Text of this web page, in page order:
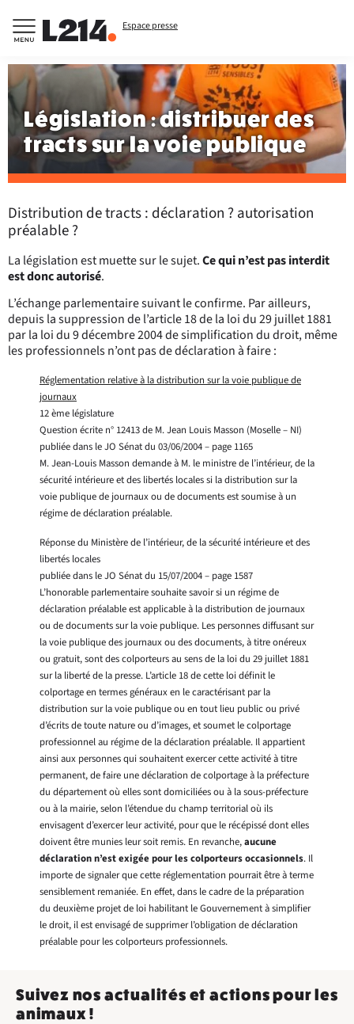
Espace presse
Législation : distribuer des
tracts sur la voie publique
Distribution de tracts : déclaration ? autorisation
préalable ?
La législation est muette sur le sujet.Ce qui n’est pas interdit
est donc autorisé.
L’échange parlementaire suivant le confirme. Par ailleurs,
depuis la suppression de l’article 18 de la loi du 29 juillet 1881
par la loi du 9 décembre 2004 de simplification du droit, même
les professionnels n’ont pas de déclaration à faire :
Réglementation relative à la distribution sur la voie publique de
journaux
12 ème législature
Question écrite n° 12413 de M. Jean Louis Masson (Moselle – NI)
publiée dans le JO Sénat du 03/06/2004 – page 1165
M. Jean-Louis Masson demande à M. le ministre de l’intérieur, de la
sécurité intérieure et des libertés locales si la distribution sur la
voie publique de journaux ou de documents est soumise à un
régime de déclaration préalable.
Réponse du Ministère de l’intérieur, de la sécurité intérieure et des
libertés locales
publiée dans le JO Sénat du 15/07/2004 – page 1587
L’honorable parlementaire souhaite savoir si un régime de
déclaration préalable est applicable à la distribution de journaux
ou de documents sur la voie publique. Les personnes diffusant sur
la voie publique des journaux ou des documents, à titre onéreux
ou gratuit, sont des colporteurs au sens de la loi du 29 juillet 1881
sur la liberté de la presse. L’article 18 de cette loi définit le
colportage en termes généraux en le caractérisant par la
distribution sur la voie publique ou en tout lieu public ou privé
d’écrits de toute nature ou d’images, et soumet le colportage
professionnel au régime de la déclaration préalable. Il appartient
ainsi aux personnes qui souhaitent exercer cette activité à titre
permanent, de faire une déclaration de colportage à la préfecture
du département où elles sont domiciliées ou à la sous-préfecture
ou à la mairie, selon l’étendue du champ territorial où ils
envisagent d’exercer leur activité, pour que le récépissé dont elles
doivent être munies leur soit remis. En revanche,aucune
déclaration n’est exigée pour les colporteurs occasionnels. Il
importe de signaler que cette réglementation pourrait être à terme
sensiblement remaniée. En effet, dans le cadre de la préparation
du deuxième projet de loi habilitant le Gouvernement à simplifier
le droit, il est envisagé de supprimer l’obligation de déclaration
préalable pour les colporteurs professionnels.
Suivez nos actualités et actions pour les
animaux !